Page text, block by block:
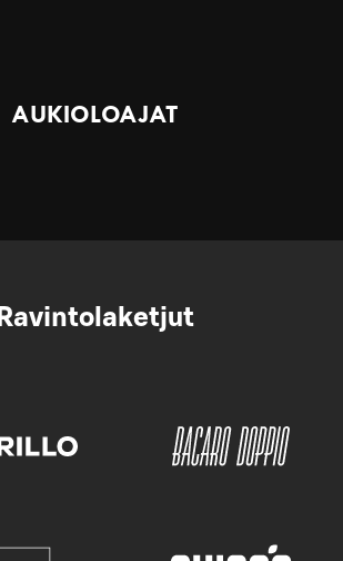
AUKIOLOAJAT
Ravintolaketjut